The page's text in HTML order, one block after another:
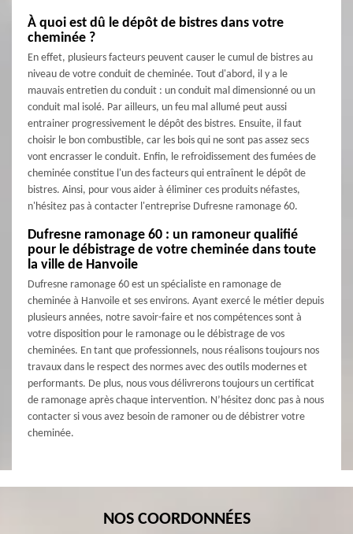
À quoi est dû le dépôt de bistres dans votre
cheminée ?
En effet, plusieurs facteurs peuvent causer le cumul de bistres au
niveau de votre conduit de cheminée. Tout d'abord, il y a le
mauvais entretien du conduit : un conduit mal dimensionné ou un
conduit mal isolé. Par ailleurs, un feu mal allumé peut aussi
entrainer progressivement le dépôt des bistres. Ensuite, il faut
choisir le bon combustible, car les bois qui ne sont pas assez secs
vont encrasser le conduit. Enfin, le refroidissement des fumées de
cheminée constitue l'un des facteurs qui entraînent le dépôt de
bistres. Ainsi, pour vous aider à éliminer ces produits néfastes,
n'hésitez pas à contacter l'entreprise Dufresne ramonage 60.
Dufresne ramonage 60 : un ramoneur qualifié
pour le débistrage de votre cheminée dans toute
la ville de Hanvoile
Dufresne ramonage 60 est un spécialiste en ramonage de
cheminée à Hanvoile et ses environs. Ayant exercé le métier depuis
plusieurs années, notre savoir-faire et nos compétences sont à
votre disposition pour le ramonage ou le débistrage de vos
cheminées. En tant que professionnels, nous réalisons toujours nos
travaux dans le respect des normes avec des outils modernes et
performants. De plus, nous vous délivrerons toujours un certificat
de ramonage après chaque intervention. N’hésitez donc pas à nous
contacter si vous avez besoin de ramoner ou de débistrer votre
cheminée.
NOS COORDONNÉES